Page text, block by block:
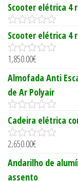
Scooter elétrica
0
o
u
t
f
5
Scooter elétrica 4
0
u
t
o
f
5
1,850.00€
Almofada Anti
de Ar Polyair
0
o
u
t
f
Cadeira elétrica
0
u
t
2,650.00€
Andarilho de
assento